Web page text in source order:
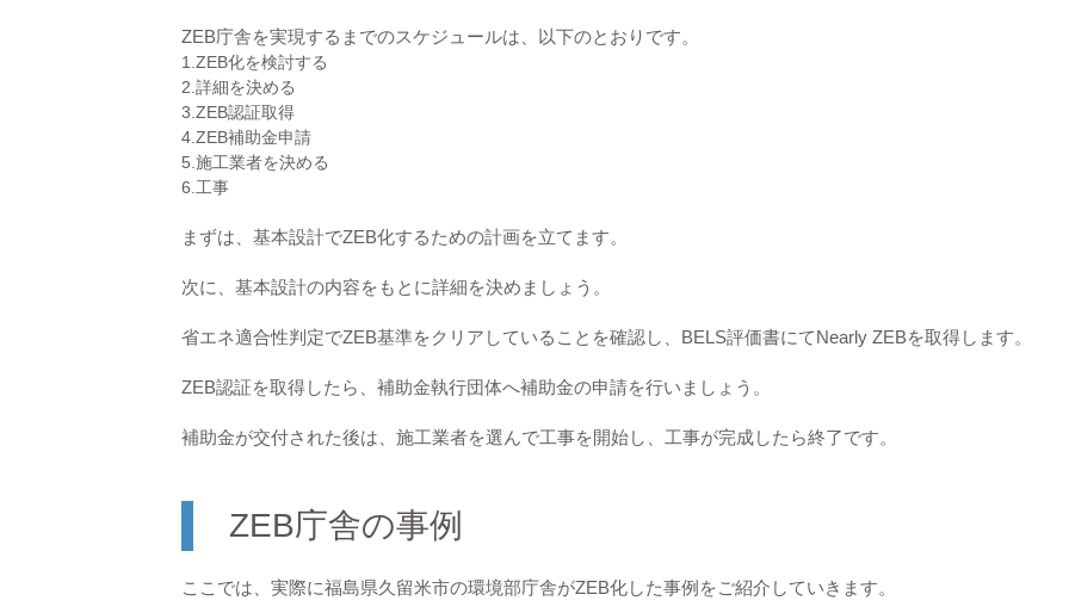
ZEB庁舎を実現するまでのスケジュールは、以下のとおりです。
1.ZEB化を検討する
2.詳細を決める
3.ZEB認証取得
4.ZEB補助金申請
5.施工業者を決める
6.工事
まずは、基本設計でZEB化するための計画を立てます。
次に、基本設計の内容をもとに詳細を決めましょう。
省エネ適合性判定でZEB基準をクリアしていることを確認し、BELS評価書にてNearly ZEBを取得します。
ZEB認証を取得したら、補助金執行団体へ補助金の申請を行いましょう。
補助金が交付された後は、施工業者を選んで工事を開始し、工事が完成したら終了です。
ZEB庁舎の事例
ここでは、実際に福島県久留米市の環境部庁舎がZEB化した事例をご紹介していきます。